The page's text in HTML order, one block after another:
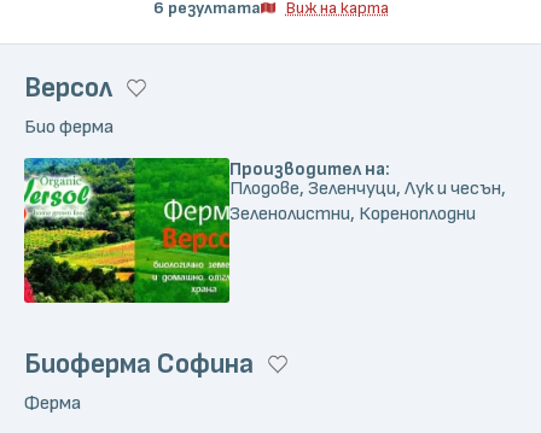
6 резултата Виж на карта
Версол
Био ферма
Производител на:
Плодове, Зеленчуци, Лук и чесън,
Зеленолистни, Кореноплодни
Биоферма Софина
Ферма